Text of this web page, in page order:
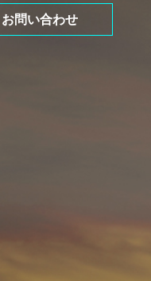
お問い合わせ